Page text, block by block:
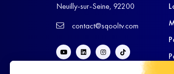
Neuilly-sur-Seine, 92200
contact@sqooltv.com